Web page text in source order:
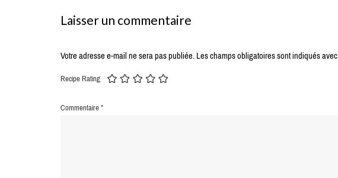
Laisser un commentaire
Votre adresse e-mail ne sera pas publiée.Les champs obligatoires sont indiqués avec
Recipe Rating
Commentaire*